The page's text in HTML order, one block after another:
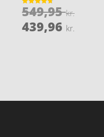
Vurderet
4.7
549,95kr.Den
pris
439,96 kr.